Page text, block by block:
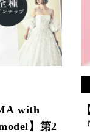
with
】第2